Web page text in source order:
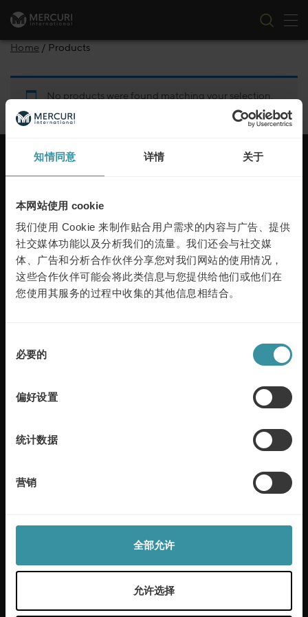
知情同意 详情 关于
本网站使用 cookie
我们使用 Cookie 来制作贴合用户需求的内容与广告、提供
社交媒体功能以及分析我们的流量。我们还会与社交媒
体、广告和分析合作伙伴分享您对我们网站的使用情况，
这些合作伙伴可能会将此类信息与您提供给他们或他们在
您使用其服务的过程中收集的其他信息相结合。
必要的
偏好设置
统计数据
营销
全部允许
允许选择
跳到内容
切
Home / Products
No products were found matching your selection.
麦古利国际每年在50多个国家帮助客户实现卓越的销
售。我们通过定制解决方案和行业专业知识为本地和
全球客户提供服务。我们通过帮助员工成长增加利
润，提供工具和流程来应对任何销售挑战。
了解更多
麦古利数字化学习中心
隐私和Cookies政策